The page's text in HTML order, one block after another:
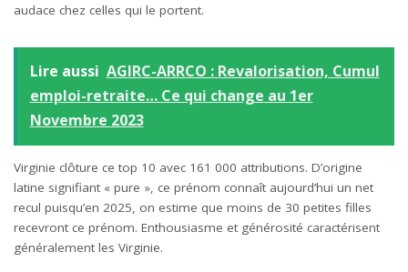
audace chez celles qui le portent.
Lire aussi AGIRC-ARRCO : Revalorisation, Cumul
emploi-retraite… Ce qui change au 1er
Novembre 2023
Virginie clôture ce top 10 avec 161 000 attributions. D’origine
latine signifiant « pure », ce prénom connaît aujourd’hui un net
recul puisqu’en 2025, on estime que moins de 30 petites filles
recevront ce prénom. Enthousiasme et générosité caractérisent
généralement les Virginie.